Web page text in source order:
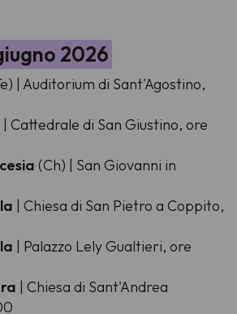
2026
| Auditorium di Sant'Agostino,
| Cattedrale di San Giustino, ore
(Ch) | San Giovanni in
| Chiesa di San Pietro a Coppito,
| Palazzo Lely Gualtieri, ore
| Chiesa di Sant'Andrea